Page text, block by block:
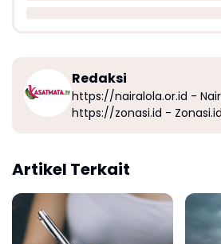
Redaksi
https://nairalola.or.id -
https://zonasi.id - Zonasi.id
Artikel Terkait